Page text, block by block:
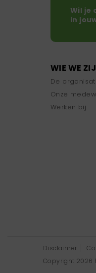
Wil je
in
WIE WE
De
Onze
Werken bij
Disclaimer
Copyright 2026